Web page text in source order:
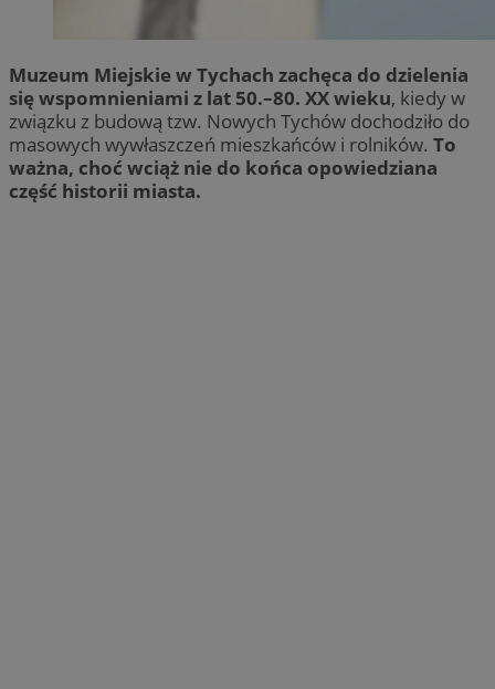
Muzeum Miejskie w Tychach zachęca do dzielenia
się wspomnieniami z lat 50.–80. XX wieku, kiedy w
związku z budową tzw. Nowych Tychów dochodziło do
masowych wywłaszczeń mieszkańców i rolników. To
ważna, choć wciąż nie do końca opowiedziana
część historii miasta.